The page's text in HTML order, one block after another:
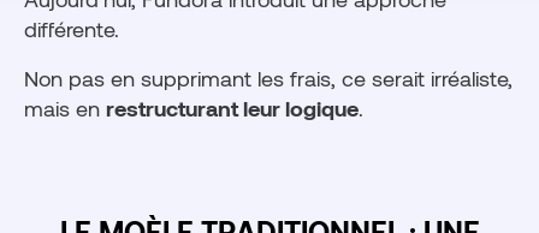
différente.
Non pas en supprimant les frais, ce serait irréaliste,
mais en restructurant leur logique.